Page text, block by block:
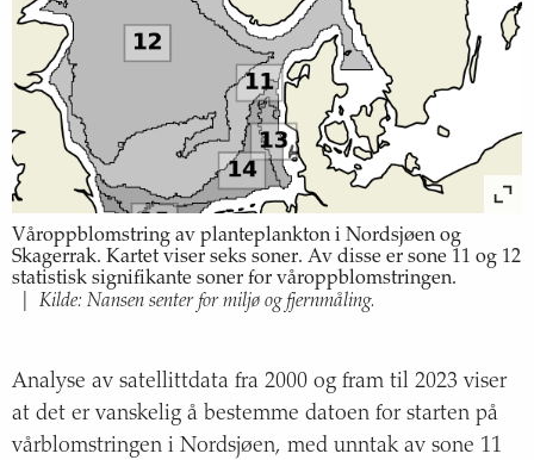
Våroppblomstring av planteplankton i Nordsjøen og
Skagerrak. Kartet viser seks soner. Av disse er sone 11 og 12
statistisk signifikante soner for våroppblomstringen.
Kilde: Nansen senter for miljø og fjernmåling.
Analyse av satellittdata fra 2000 og fram til 2023 viser
at det er vanskelig å bestemme datoen for starten på
vårblomstringen i Nordsjøen, med unntak av sone 11